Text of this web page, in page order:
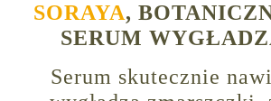
SORAYA,
SERUM
Serum skutecznie